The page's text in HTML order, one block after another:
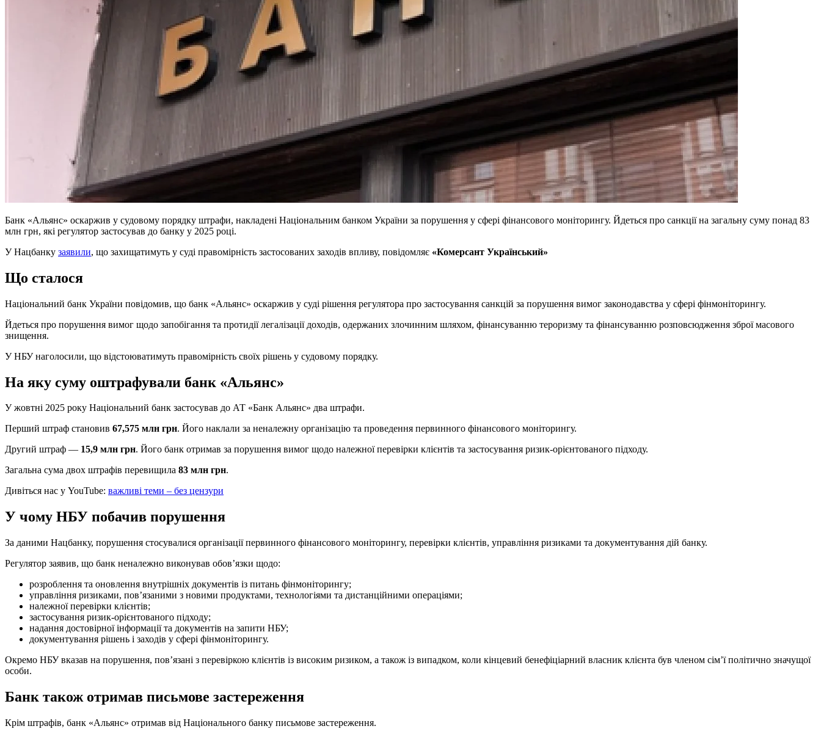
Банк «Альянс» оскаржив у судовому порядку штрафи, накладені Національним банком України за порушення у сфері фінансового моніторингу. Йдеться про санкції на загальну суму понад 83
млн грн, які регулятор застосував до банку у 2025 році.
У Нацбанку заявили, що захищатимуть у суді правомірність застосованих заходів впливу, повідомляє «Комерсант Український»
Що сталося
Національний банк України повідомив, що банк «Альянс» оскаржив у суді рішення регулятора про застосування санкцій за порушення вимог законодавства у сфері фінмоніторингу.
Йдеться про порушення вимог щодо запобігання та протидії легалізації доходів, одержаних злочинним шляхом, фінансуванню тероризму та фінансуванню розповсюдження зброї масового
знищення.
У НБУ наголосили, що відстоюватимуть правомірність своїх рішень у судовому порядку.
На яку суму оштрафували банк «Альянс»
У жовтні 2025 року Національний банк застосував до АТ «Банк Альянс» два штрафи.
Перший штраф становив 67,575 млн грн. Його наклали за неналежну організацію та проведення первинного фінансового моніторингу.
Другий штраф — 15,9 млн грн. Його банк отримав за порушення вимог щодо належної перевірки клієнтів та застосування ризик-орієнтованого підходу.
Загальна сума двох штрафів перевищила 83 млн грн.
Дивіться нас у YouTube: важливі теми – без цензури
У чому НБУ побачив порушення
За даними Нацбанку, порушення стосувалися організації первинного фінансового моніторингу, перевірки клієнтів, управління ризиками та документування дій банку.
Регулятор заявив, що банк неналежно виконував обов’язки щодо:
розроблення та оновлення внутрішніх документів із питань фінмоніторингу;
управління ризиками, пов’язаними з новими продуктами, технологіями та дистанційними операціями;
належної перевірки клієнтів;
застосування ризик-орієнтованого підходу;
надання достовірної інформації та документів на запити НБУ;
документування рішень і заходів у сфері фінмоніторингу.
Окремо НБУ вказав на порушення, пов’язані з перевіркою клієнтів із високим ризиком, а також із випадком, коли кінцевий бенефіціарний власник клієнта був членом сім’ї політично значущої
особи.
Банк також отримав письмове застереження
Крім штрафів, банк «Альянс» отримав від Національного банку письмове застереження.